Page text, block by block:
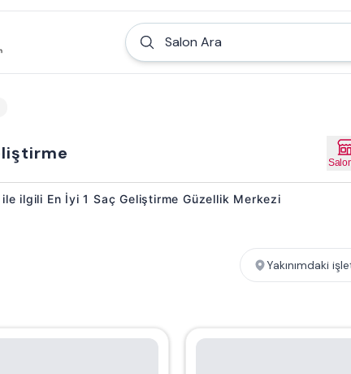
Salon Ara
ilgili En İyi 1 Saç Geliştirme Güzellik Merkezi
Yakınımdaki